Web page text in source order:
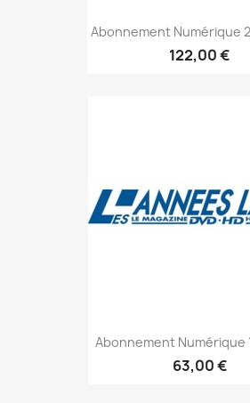
Abonnement Numérique
122,00 €
Abonnement Numérique
63,00 €